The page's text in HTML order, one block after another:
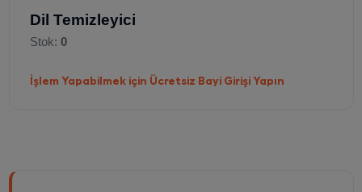
Dil Temizleyici
Stok: 0
İşlem Yapabilmek için Ücretsiz Bayi Girişi Yapın